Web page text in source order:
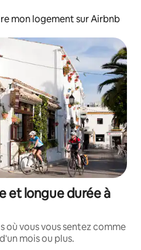
mon logement sur Airbnb
et longue durée à
où vous vous sentez comme
mois ou plus.